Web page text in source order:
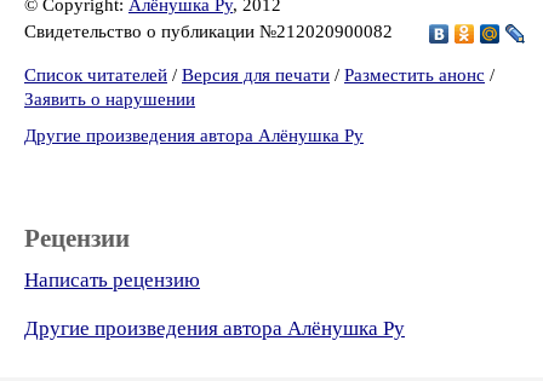
© Copyright: Алёнушка Ру, 2012
Свидетельство о публикации №212020900082
Список читателей / Версия для печати / Разместить анонс /
Заявить о нарушении
Другие произведения автора Алёнушка Ру
Рецензии
Написать рецензию
Другие произведения автора Алёнушка Ру